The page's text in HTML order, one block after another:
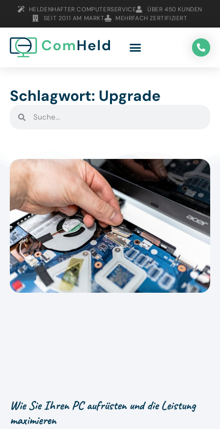
HELDENHAFTER COMPUTERSERVICE
ÜBER 450 KUNDEN
SEIT 2011 AM MARKT
MEHRFACH ZERTIFIZIERT
Schlagwort: Upgrade
Wie Sie Ihren PC aufrüsten und die Leistung
maximieren